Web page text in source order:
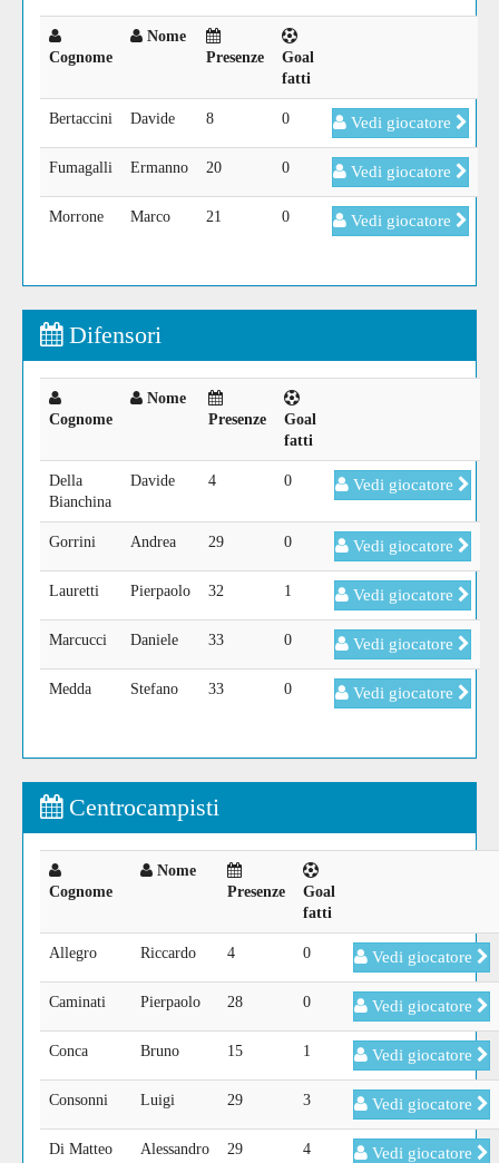
Cognome
Nome
Presenze
Goal
fatti
Bertaccini Davide 8 0 Vedi giocatore
Fumagalli Ermanno 20 0 Vedi giocatore
Morrone Marco 21 0 Vedi giocatore
Difensori
Cognome
Nome
Presenze
Goal
fatti
Della
Bianchina
Davide 4 0 Vedi giocatore
Gorrini Andrea 29 0 Vedi giocatore
Lauretti Pierpaolo 32 1 Vedi giocatore
Marcucci Daniele 33 0 Vedi giocatore
Medda Stefano 33 0 Vedi giocatore
Centrocampisti
Cognome
Nome
Presenze
Goal
fatti
Allegro Riccardo 4 0 Vedi giocatore
Caminati Pierpaolo 28 0 Vedi giocatore
Conca Bruno 15 1 Vedi giocatore
Consonni Luigi 29 3 Vedi giocatore
Di Matteo Alessandro 29 4 Vedi giocatore